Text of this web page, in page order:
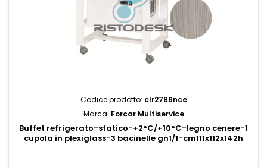
Codice prodotto: clr2786nce
Marca: Forcar Multiservice
Buffet refrigerato-statico-+2°C/+10°C-legno cenere-1
cupola in plexiglass-3 bacinelle gn1/1-cm111x112x142h